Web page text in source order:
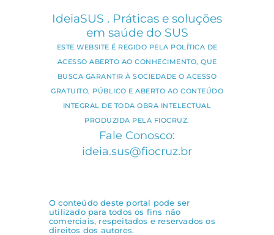
IdeiaSUS . Práticas e soluções
em saúde do SUS
ESTE WEBSITE É REGIDO PELA POLÍTICA DE
ACESSO ABERTO AO CONHECIMENTO, QUE
BUSCA GARANTIR À SOCIEDADE O ACESSO
GRATUITO, PÚBLICO E ABERTO AO CONTEÚDO
INTEGRAL DE TODA OBRA INTELECTUAL
PRODUZIDA PELA FIOCRUZ.
Fale Conosco:
ideia.sus@fiocruz.br
O conteúdo deste portal pode ser
utilizado para todos os fins não
comerciais, respeitados e reservados os
direitos dos autores.